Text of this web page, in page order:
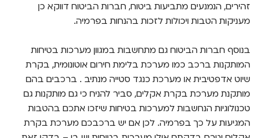
זהירים, הנמנעים מתביעות ביטוח, חברות הביטוח דווקא כן
מעניקות הטבות ויכולות לזכות בהנחות בפרמיה.
בנוסף חברות הביטוח גם מתחשבות במגוון מערכות בטיחות
המותקנות ברכב כמו מערכת בלימת חירום אוטונומית, בקרת
שיוט אדפטיבית או מערכת כנגד סטייה מנתיב . ברכבים בהם
מותקנת מערכת בקרת אקלים, סביר להניח כי גם מותקנות גם
טכנולוגיות הנחשבות למערכות בטיחות שיזכו אתכם בהטבות
המגיעות על כך בפרמיה. לכן אם יש ברכבכם מערכת בקרת